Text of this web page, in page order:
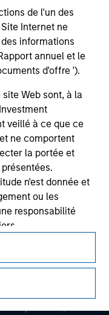
de l'un des
Internet ne
informations
annuel et le
d'offre ').
Web sont, à la
veillé à ce que ce
ne comportent
la portée et
n'est donnée et
ou les
responsabilité
sont contraints
à
à des
est